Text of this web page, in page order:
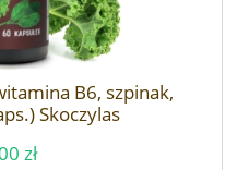
B6, szpinak,
Skoczylas
zł